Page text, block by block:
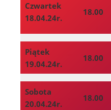
Czwartek
18.04.24r.
18.00
Piątek
19.04.24r.
18.00
Sobota
20.04.24r.
18.00